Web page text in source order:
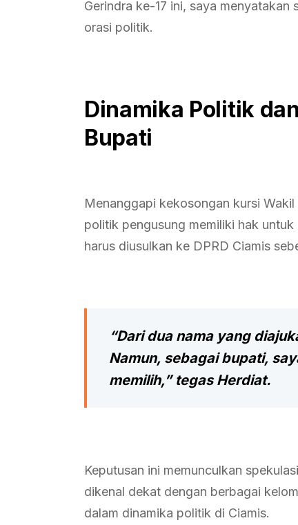
Gerindra ke-17 ini, saya
orasi politik.
Dinamika Politik
Bupati
Menanggapi kekosongan kursi
politik pengusung memiliki hak
harus diusulkan ke DPRD Ciamis
“Dari dua nama yang
Namun, sebagai bupati,
memilih,” tegas Herdiat.
Keputusan ini memunculkan
dikenal dekat dengan berbagai
dalam dinamika politik di Ciamis.